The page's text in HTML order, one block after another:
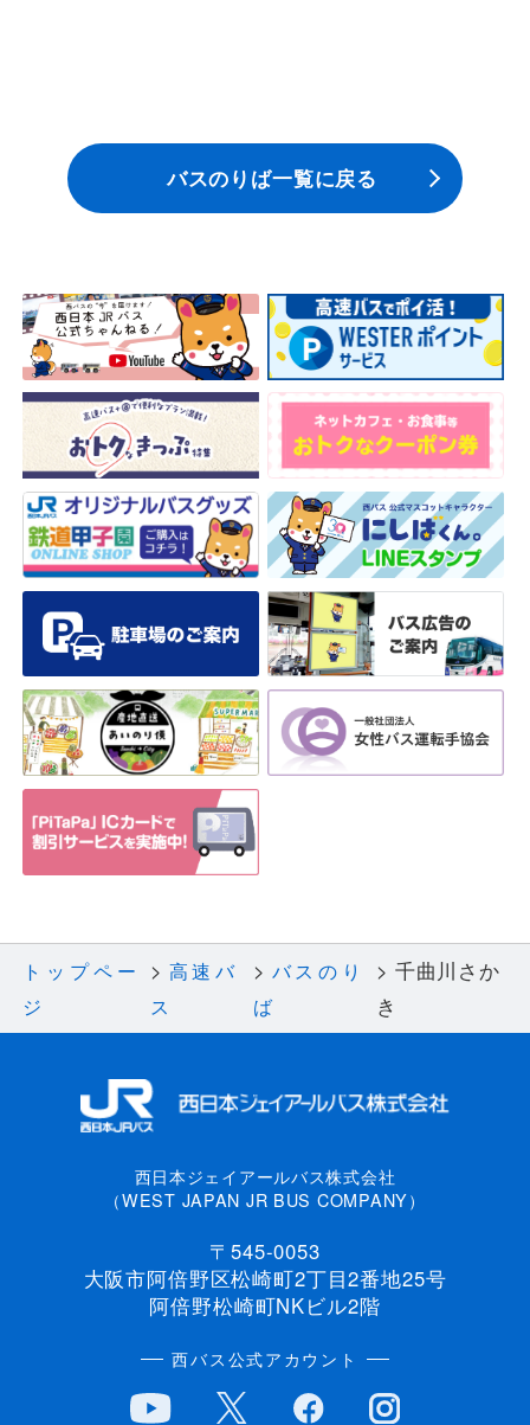
バスのりば一覧に戻る
トップペー
ジ
高速バ
ス
バスのり
ば
千曲川さか
き
西日本ジェイアールバス株式会社
（WEST JAPAN JR BUS COMPANY）
〒545-0053
大阪市阿倍野区松崎町2丁目2番地25号
阿倍野松崎町NKビル2階
西バス公式アカウント